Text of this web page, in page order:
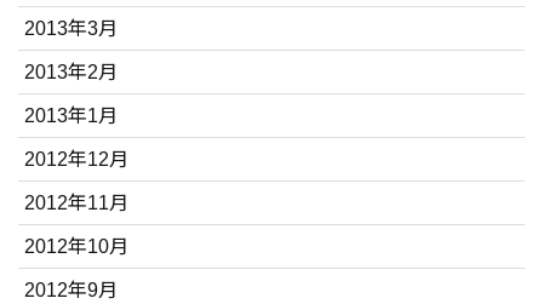
2013年3月
2013年2月
2013年1月
2012年12月
2012年11月
2012年10月
2012年9月